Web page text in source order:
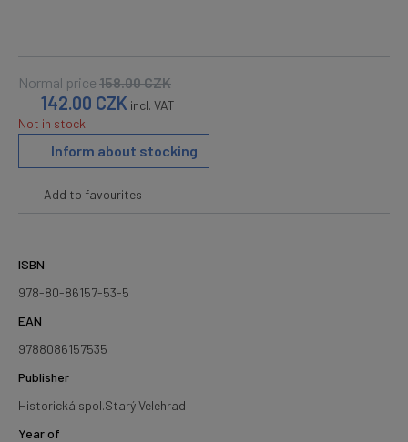
Normal price 158.00CZK
142.00 CZK incl. VAT
Not in stock
Inform about stocking
Add to favourites
ISBN
978-80-86157-53-5
EAN
9788086157535
Publisher
Historická spol.Starý Velehrad
Year of